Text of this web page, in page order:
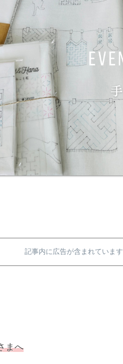
記事内に広告が含まれています
まへ